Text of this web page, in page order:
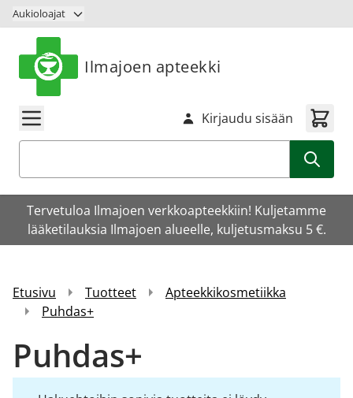
Siirry sisältöön
Aukioloajat
Ilmajoen apteekki
Kirjaudu sisään
Tervetuloa Ilmajoen verkkoapteekkiin! Kuljetamme
lääketilauksia Ilmajoen alueelle, kuljetusmaksu 5 €.
Etusivu Tuotteet
Apteekkikosmetiikka
Puhdas+
Puhdas+